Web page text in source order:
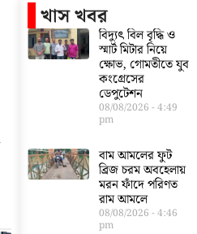
খাস খবর
বিদ্যুৎ বিল বৃদ্ধি ও
স্মার্ট মিটার নিয়ে
ক্ষোভ, গোমতীতে যুব
কংগ্রেসের
ডেপুটেশন
08/08/2026 4:49
pm
বাম আমলের ফুট
ব্রিজ চরম অবহেলায়
মরন ফাঁদে পরিণত
রাম আমলে
08/08/2026 4:46
pm